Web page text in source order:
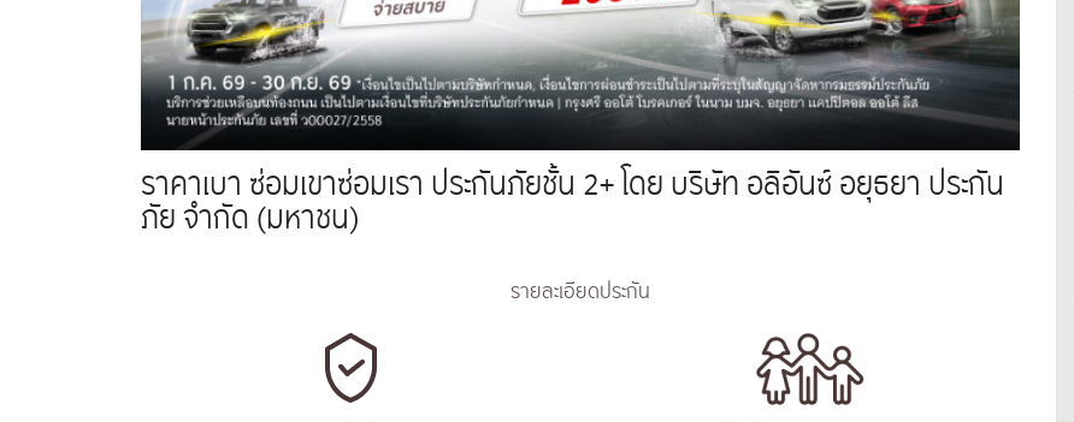
ราคาเบา ซ่อมเขาซ่อมเรา ประกันภัยชั้น 2+ โดย บริษัท อลิอันซ์ อยุธยา ประกัน
ภัย จำกัด (มหาชน)
รายละเอียดประกัน